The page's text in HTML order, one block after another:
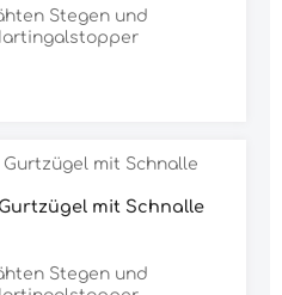
Stegen und
bzw. Ringen Martingalstopper
mit Schnalle
Stegen und